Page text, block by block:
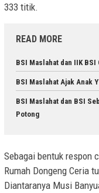
333 titik.
READ MORE
BSI Maslahat dan IIK
BSI Maslahat Ajak Anak
BSI Maslahat dan BSI
Potong
Sebagai bentuk respon
Rumah Dongeng Ceria
Diantaranya Musi